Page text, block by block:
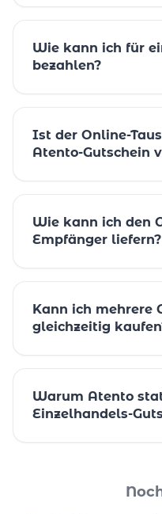
Wie kann ich für
bezahlen?
Ist der Online-
Atento-Gutschein
Wie kann ich den
Empfänger liefern?
Kann ich mehrere
gleichzeitig
Warum Atento
Einzelhandels-